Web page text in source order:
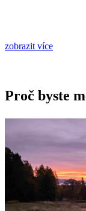
zobrazit více
Proč byste